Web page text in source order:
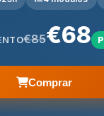
€85€68
Comprar